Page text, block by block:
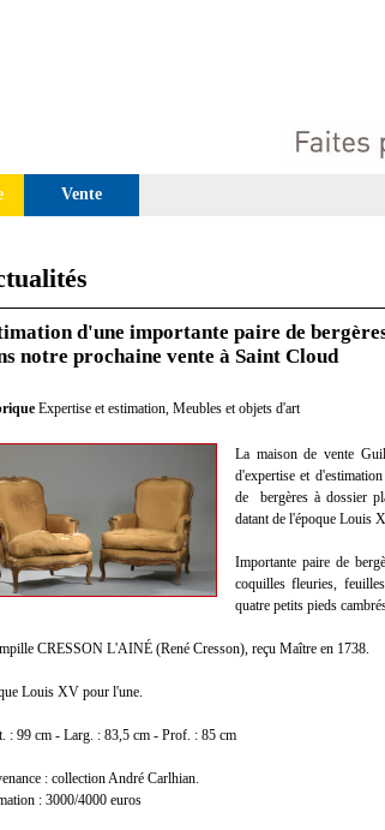
Vente
d'une importante paire de
notre prochaine vente à Saint Cloud
Expertise et estimation, Meubles et objets d'art
La maison de vente
d'expertise et
de bergères à dossier
datant de l'époque Louis
Importante paire de
coquilles fleuries,
quatre petits pieds
CRESSON L'AINÉ (René Cresson), reçu Maître en 1738.
Louis XV pour l'une.
: 99 cm - Larg. : 83,5 cm - Prof. : 85 cm
: collection André Carlhian.
: 3000/4000 euros